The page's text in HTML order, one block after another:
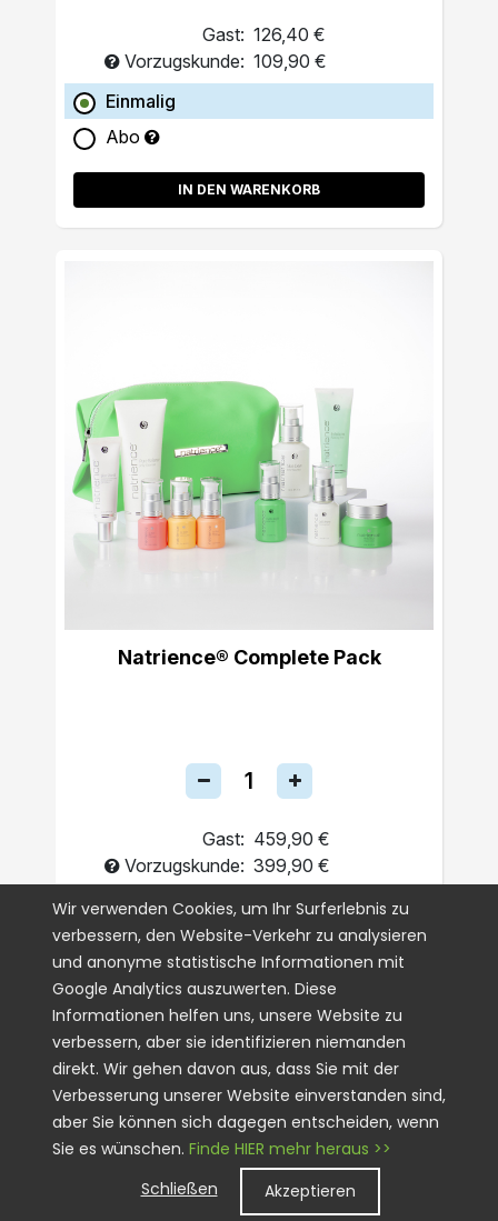
Gast: 126,40 €
Vorzugskunde: 109,90 €
Einmalig
Abo
IN DEN WARENKORB
Natrience® Complete Pack
Gast: 459,90 €
Vorzugskunde: 399,90 €
Einmalig
Abo
IN DEN WARENKORB
Wir verwenden Cookies, um Ihr Surferlebnis zu
verbessern, den Website-Verkehr zu analysieren
und anonyme statistische Informationen mit
Google Analytics auszuwerten. Diese
Informationen helfen uns, unsere Website zu
verbessern, aber sie identifizieren niemanden
direkt. Wir gehen davon aus, dass Sie mit der
Verbesserung unserer Website einverstanden sind,
aber Sie können sich dagegen entscheiden, wenn
Sie es wünschen. Finde HIER mehr heraus >>
Schließen
Akzeptieren